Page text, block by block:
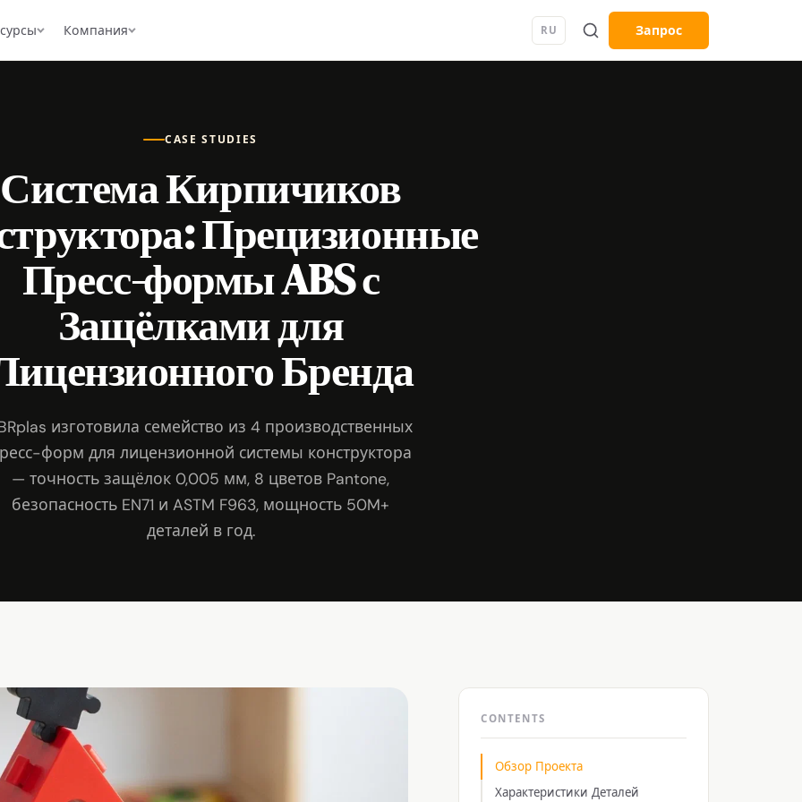
Компания RU Запрос
CASE STUDIES
Система Кирпичиков
Прецизионные
Пресс-формы ABS с
Защёлками для
Бренда
изготовила семейство из 4 производственных
форм для лицензионной системы конструктора
— точность защёлок 0,005 мм, 8 цветов Pantone,
безопасность EN71 и ASTM F963, мощность 50M+
деталей в год.
CONTENTS
Обзор Проекта
Характеристики Деталей